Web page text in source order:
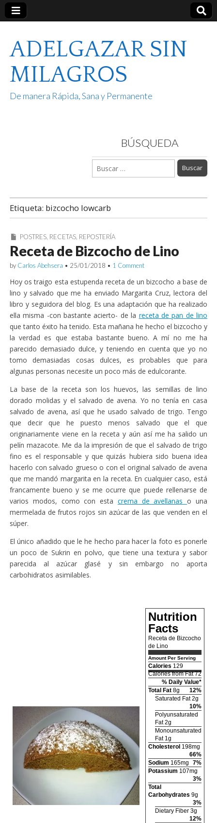
ADELGAZAR SIN
MILAGROS
De manera Rápida, Sana y Permanente
BÚSQUEDA
Buscar:
Etiqueta: bizcocho lowcarb
POSTRES, RECETAS, REPOSTERÍA
Receta de Bizcocho de Lino
by Carlos Abehsera • 25/01/2018 • 1 Comment
Hoy os traigo esta estupenda receta de un bizcocho a base de
lino y salvado que me ha enviado Margarita Cruz, lectora del
libro y seguidora del blog. Es una adaptación que ha realizado
ella misma -con bastante acierto- de la receta de pan de lino
que tanto éxito ha tenido. Esta mañana he hecho el bizcocho y
la verdad es que estaba bastante bueno. A mí no me ha
parecido demasiado dulce, y teniendo en cuenta que yo no
tomo demasiadas cosas dulces, es probables que para
algunas personas necesite un poco más de edulcorante.
La base de la receta son los huevos, las semillas de lino
dorado molidas y el salvado de avena. Yo no tenía en casa
salvado de avena, así que he usado salvado de trigo. Tengo
que decir que he puesto menos salvado que el que
originariamente viene en la receta y aún así me ha salido un
pelín mazacote. Me da la impresión de que el salvado de trigo
fino es el responsable y que quizás hubiera sido buena idea
hacerlo con salvado grueso o con el original salvado de avena
que me mandó margarita en la receta. En cualquier caso, está
francamente bueno y se me ocurre que puede rellenarse de
varios modos, como con esta crema de avellanaso una
mermelada de frutos rojos sin azúcar de las que venden en el
súper.
El único añadido que le he hecho para hacer la foto es ponerle
un poco de Sukrin en polvo, que tiene una textura y sabor
parecida al azúcar glasé y sin embargo no aporta
carbohidratos asimilables.
Nutrition
Facts
Receta de Bizcocho
de Lino
Amount Per Serving
Calories 129
Calories from Fat 72
% Daily Value*
Total Fat 8g
12%
Saturated Fat 2g
10%
Polyunsaturated
Fat 2g
Monounsaturated
Fat 1g
Cholesterol 198mg
66%
Sodium 165mg
7%
Potassium 107mg
3%
Total
Carbohydrates 9g
3%
Dietary Fiber 3g
12%